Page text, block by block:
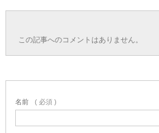
この記事へのコメントはありません。
名前 ( 必須 )